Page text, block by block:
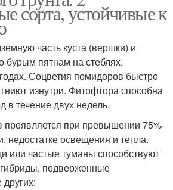
сорта, устойчивые к
часть куста (вершки) и
бурым пятнам на стеблях,
Соцветия помидоров быстро
изнутри. Фитофтора способна
в течение двух недель.
проявляется при превышении 75%-
недостатке освещения и тепла.
или частые туманы способствуют
подверженные